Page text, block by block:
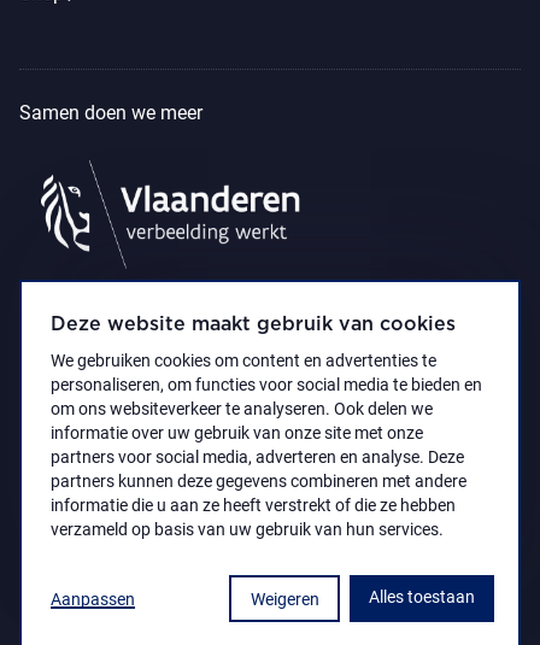
Deze website maakt gebruik van cookies
We gebruiken cookies om content en advertenties te
personaliseren, om functies voor social media te bieden en
om ons websiteverkeer te analyseren. Ook delen we
informatie over uw gebruik van onze site met onze
partners voor social media, adverteren en analyse. Deze
partners kunnen deze gegevens combineren met andere
informatie die u aan ze heeft verstrekt of die ze hebben
verzameld op basis van uw gebruik van hun services.
Aanpassen Weigeren Alles toestaan
Samen doen we meer
Privacyverklaring Toegankelijkheidsverklaring
© 2021 Koninklijk Museum voor Schone Kunsten